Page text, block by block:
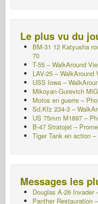
Le plus vu du
BM-31 12 Katyusha
70
T-55 – WalkAround
LAV-25 – WalkAround
USS Iowa –
Mikoyan-Gurevich
Motos en guerre –
Sd.Kfz 234-3 –
US 75mm M1897 –
B-47 Stratojet –
Tiger Tank en action
Messages les
Douglas A-26
Panther Restauration